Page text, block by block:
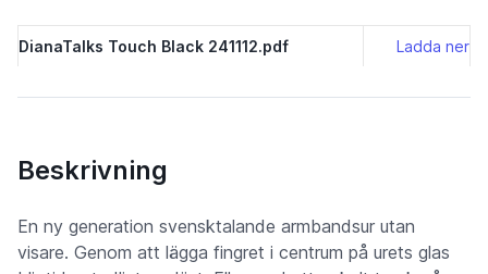
DianaTalks Touch Black 241112.pdf Ladda ner
Beskrivning
En ny generation svensktalande armbandsur utan
visare. Genom att lägga fingret i centrum på urets glas